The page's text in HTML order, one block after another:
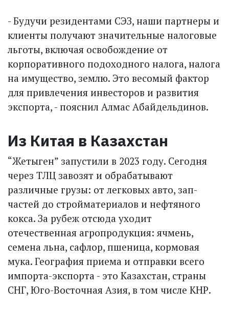
- Будучи резидентами СЭЗ, наши партнеры и
клиенты получают значительные налоговые
льготы, включая освобождение от
корпоративного подоходного налога, налога
на имущество, землю. Это весомый фактор
для привлечения инвесторов и развития
экспорта, - пояснил Алмас Абайдельдинов.
Из Китая в Казахстан
“Жетыген” запустили в 2023 году. Сегодня
через ТЛЦ завозят и обрабатывают
различные грузы: от легковых авто, зап­
частей до стройматериалов и нефтяного
кокса. За рубеж отсюда уходит
отечественная агропродукция: ячмень,
семена льна, сафлор, пшеница, кормовая
мука. География приема и отправки всего
импорта-экс­порта - это Казахстан, страны
СНГ, Юго-Восточная Азия, в том числе КНР.